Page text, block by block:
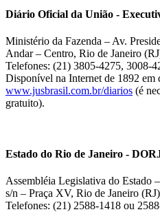
Diário Oficial da União -
Ministério da Fazenda – Av.
Andar – Centro, Rio de Janeiro
Telefones: (21) 3805-4275, 3008-
Disponível na Internet de 1892 em
www.jusbrasil.com.br/diarios (é
gratuito).
Estado do Rio de Janeiro -
Assembléia Legislativa do Estado
s/n – Praça XV, Rio de Janeiro (RJ)
Telefones: (21) 2588-1418 ou